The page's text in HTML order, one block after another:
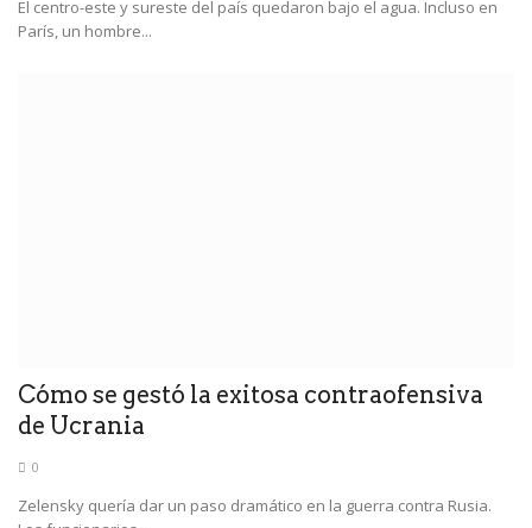
El centro-este y sureste del país quedaron bajo el agua. Incluso en
París, un hombre...
Cómo se gestó la exitosa contraofensiva
de Ucrania
0
Zelensky quería dar un paso dramático en la guerra contra Rusia.